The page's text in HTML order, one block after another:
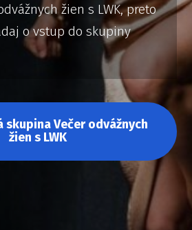
žien s LWK, preto
o vstup do skupiny
skupina Večer odvážnych
žien s LWK